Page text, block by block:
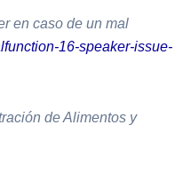
en caso de un mal
16-speaker-issue-
de Alimentos y